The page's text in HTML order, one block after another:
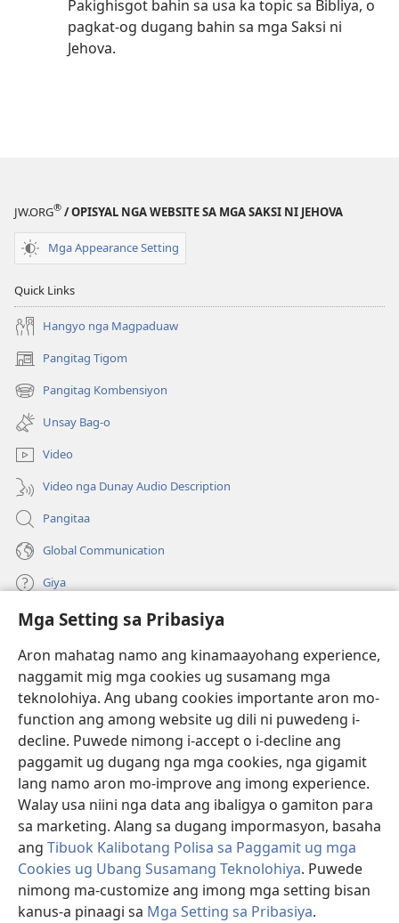
Mga Setting sa Pribasiya
Aron mahatag namo ang kinamaayohang experience,
naggamit mig mga cookies ug susamang mga
teknolohiya. Ang ubang cookies importante aron mo-
function ang among website ug dili ni puwedeng i-
decline. Puwede nimong i-accept o i-decline ang
paggamit ug dugang nga mga cookies, nga gigamit
lang namo aron mo-improve ang imong experience.
Walay usa niini nga data ang ibaligya o gamiton para
sa marketing. Alang sa dugang impormasyon, basaha
ang Tibuok Kalibotang Polisa sa Paggamit ug mga
Cookies ug Ubang Susamang Teknolohiya. Puwede
nimong ma-customize ang imong mga setting bisan
kanus-a pinaagi sa Mga Setting sa Pribasiya.
Pakighisgot bahin sa usa ka topic sa Bibliya, o
pagkat-og dugang bahin sa mga Saksi ni
Jehova.
JW.ORG® / OPISYAL NGA WEBSITE SA MGA SAKSI NI JEHOVA
Mga Appearance Setting
Quick Links
Hangyo nga Magpaduaw
Pangitag Tigom
(mo-
open
ug
bag-
ong
window)
Pangitag Kombensiyon
(mo-
open
ug
bag-
ong
window)
Unsay Bag-o
Video
Video nga Dunay Audio Description
Pangitaa
Global Communication
Giya
Donasyon
(mo-
open
bag-
ong
window)
Watchtower ONLINE NGA LIBRARYA
(mo-
open
ug
bag-
window)
JW Hub
(mo-
open
ug
bag-
ong
window)
JW Library
Watchtower Library
Copyright© 2026 Watch Tower Bible and Tract Society of Pennsylvania.
KONDISYONES SA PAGGAMIT|POLISA SA PRIBASIYA|